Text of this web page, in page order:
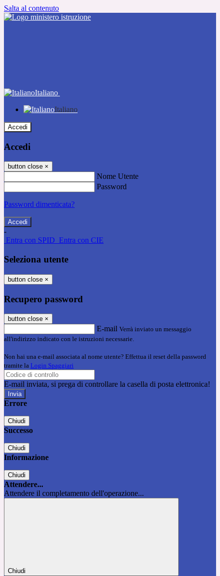
Salta al contenuto
Italiano
Italiano
Accedi
Accedi
button close ×
Nome Utente
Password
Password dimenticata?
-
Entra con SPID Entra con CIE
Seleziona utente
button close ×
Recupero password
button close ×
E-mail Verrà inviato un messaggio
all'indirizzo indicato con le istruzioni necessarie.
Non hai una e-mail associata al nome utente? Effettua il reset della password
tramite la Login Spaggiari
E-mail inviata, si prega di controllare la casella di posta elettronica!
Errore
Chiudi
Successo
Chiudi
Informazione
Chiudi
Attendere...
Attendere il completamento dell'operazione...
Chiudi